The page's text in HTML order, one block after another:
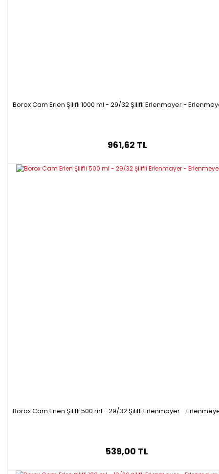
Borox Cam Erlen Şilifli 1000 ml - 29/32 Şilifli Erlenmayer -
961,62 TL
Borox Cam Erlen Şilifli 500 ml - 29/32 Şilifli Erlenmayer -
539,00 TL